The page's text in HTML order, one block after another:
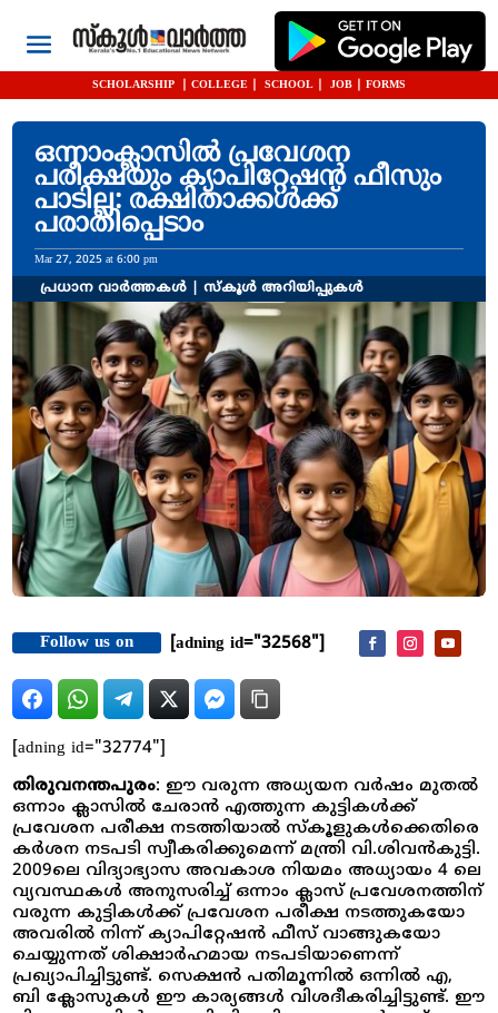
SCHOLARSHIP COLLEGE SCHOOL JOB FORMS
ഒന്നാംക്ലാസിൽ പ്രവേശന
പരീക്ഷയും ക്യാപിറ്റേഷൻ ഫീസും
പാടില്ല: രക്ഷിതാക്കൾക്ക്
പരാതിപ്പെടാം
Mar 27, 2025 at 6:00 pm
പ്രധാന വാർത്തകൾ |സ്കൂൾ അറിയിപ്പുകൾ
Follow us on [adning id="32568"]
[adning id="32774"]
തിരുവനന്തപുരം: ഈ വരുന്ന അധ്യയന വർഷം മുതൽ
ഒന്നാം ക്ലാസിൽ ചേരാൻ എത്തുന്ന കുട്ടികൾക്ക്
പ്രവേശന പരീക്ഷ നടത്തിയാൽ സ്കൂളുകൾക്കെതിരെ
കർശന നടപടി സ്വീകരിക്കുമെന്ന് മന്ത്രി വി.ശിവൻകുട്ടി.
2009ലെ വിദ്യാഭ്യാസ അവകാശ നിയമം അധ്യായം 4 ലെ
വ്യവസ്ഥകൾ അനുസരിച്ച് ഒന്നാം ക്ലാസ് പ്രവേശനത്തിന്
വരുന്ന കുട്ടികൾക്ക് പ്രവേശന പരീക്ഷ നടത്തുകയോ
അവരിൽ നിന്ന് ക്യാപിറ്റേഷൻ ഫീസ് വാങ്ങുകയോ
ചെയ്യുന്നത് ശിക്ഷാർഹമായ നടപടിയാണെന്ന്
പ്രഖ്യാപിച്ചിട്ടുണ്ട്. സെക്ഷൻ പതിമൂന്നിൽ ഒന്നിൽ എ,
ബി ക്ലോസുകൾ ഈ കാര്യങ്ങൾ വിശദീകരിച്ചിട്ടുണ്ട്. ഈ